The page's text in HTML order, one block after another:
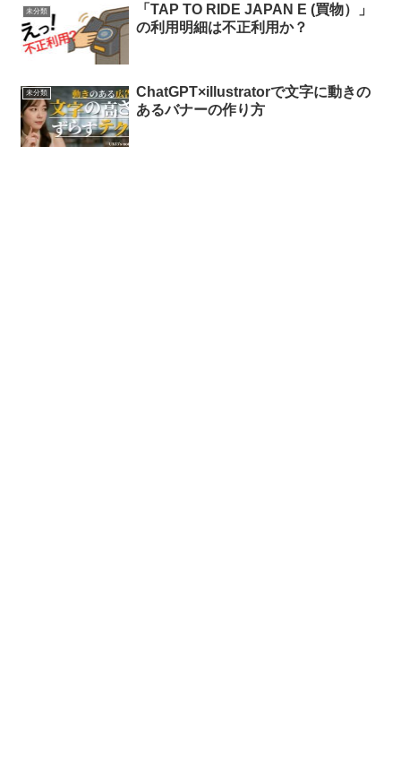
未分類
「TAP TO RIDE JAPAN E (買物）」
の利用明細は不正利用か？
未分類
ChatGPT×illustratorで文字に動きの
あるバナーの作り方